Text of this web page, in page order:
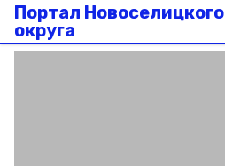
Портал Новоселицкого
округа